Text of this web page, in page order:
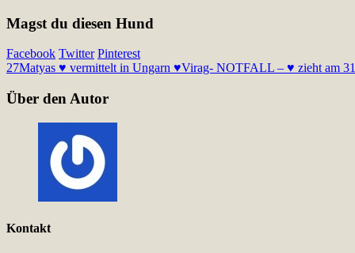
Magst du diesen Hund
Facebook Twitter Pinterest
27Matyas ♥ vermittelt in Ungarn ♥Virag- NOTFALL – ♥ zieht am
Über den Autor
Kontakt